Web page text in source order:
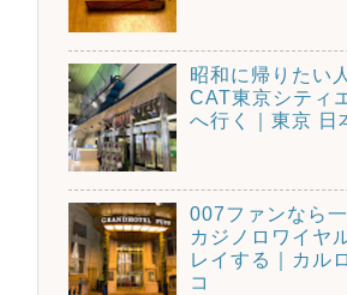
昭和に帰りたい
CAT東京シティ
へ行く｜東京 日
007ファンなら
カジノロワイヤ
レイする｜カル
コ